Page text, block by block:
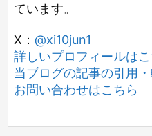
ています。
X： @xi10jun1
詳しいプロフィールはこ
当ブログの記事の引用
お問い合わせはこちら